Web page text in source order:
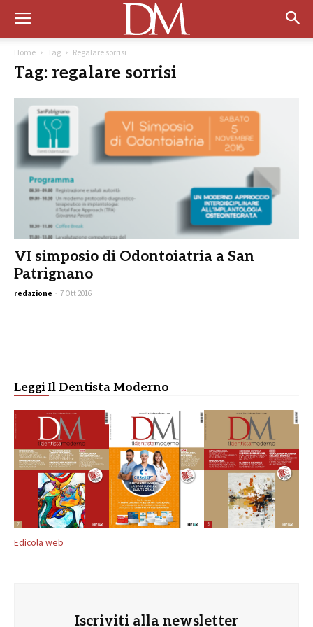
Home Tag Regalare sorrisi
Tag: regalare sorrisi
VI simposio di Odontoiatria a San
Patrignano
redazione - 7 Ott 2016
Leggi Il Dentista Moderno
Edicola web
Iscriviti alla newsletter